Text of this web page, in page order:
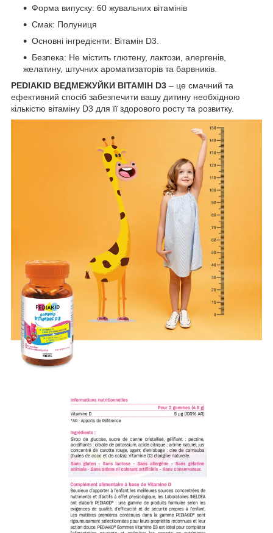
Форма випуску: 60 жувальних вітамінів
Смак: Полуниця
Основні інгредієнти: Вітамін D3.
Безпека: Не містить глютену, лактози, алергенів,
желатину, штучних ароматизаторів та барвників.
PEDIAKID ВЕДМЕЖУЙКИ ВІТАМІН D3 – це смачний та
ефективний спосіб забезпечити вашу дитину необхідною
кількістю вітаміну D3 для її здорового росту та розвитку.